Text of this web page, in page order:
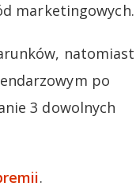
marketingowych.
natomiast
po
3 dowolnych
.